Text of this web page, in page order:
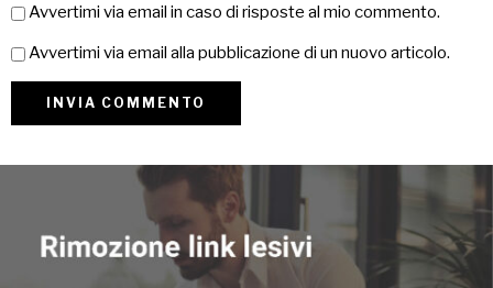
Avvertimi via email in caso di risposte al mio commento.
Avvertimi via email alla pubblicazione di un nuovo articolo.